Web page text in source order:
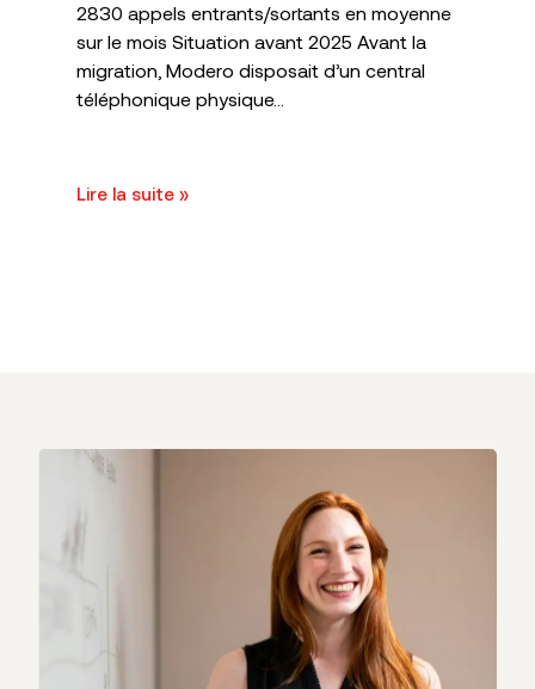
2830 appels entrants/sortants en moyenne
sur le mois Situation avant 2025 Avant la
migration, Modero disposait d’un central
téléphonique physique...
Lire la suite »